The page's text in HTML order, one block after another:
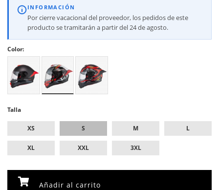
INFORMACIÓN
Por cierre vacacional del proveedor, los pedidos de este
producto se tramitarán a partir del 24 de agosto.
Color:
Talla
XS S M L
XL XXL 3XL
Añadir al carrito